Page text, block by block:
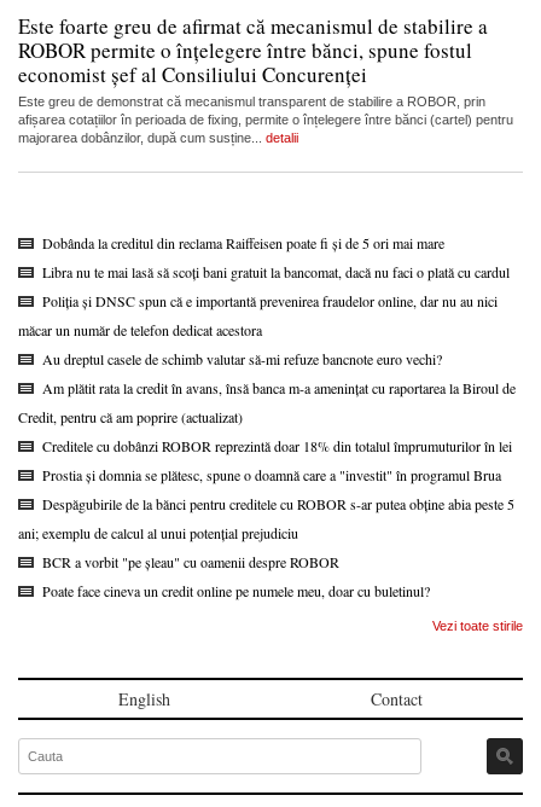
Este foarte greu de afirmat că mecanismul de stabilire a
ROBOR permite o înțelegere între bănci, spune fostul
economist șef al Consiliului Concurenței
Este greu de demonstrat că mecanismul transparent de stabilire a ROBOR, prin
afișarea cotațiilor în perioada de fixing, permite o înțelegere între bănci (cartel) pentru
majorarea dobânzilor, după cum susține... detalii
Dobânda la creditul din reclama Raiffeisen poate fi și de 5 ori mai mare
Libra nu te mai lasă să scoți bani gratuit la bancomat, dacă nu faci o plată cu cardul
Poliția și DNSC spun că e importantă prevenirea fraudelor online, dar nu au nici
măcar un număr de telefon dedicat acestora
Au dreptul casele de schimb valutar să-mi refuze bancnote euro vechi?
Am plătit rata la credit în avans, însă banca m-a amenințat cu raportarea la Biroul de
Credit, pentru că am poprire (actualizat)
Creditele cu dobânzi ROBOR reprezintă doar 18% din totalul împrumuturilor în lei
Prostia și domnia se plătesc, spune o doamnă care a "investit" în programul Brua
Despăgubirile de la bănci pentru creditele cu ROBOR s-ar putea obține abia peste 5
ani; exemplu de calcul al unui potențial prejudiciu
BCR a vorbit "pe șleau" cu oamenii despre ROBOR
Poate face cineva un credit online pe numele meu, doar cu buletinul?
Vezi toate stirile
English Contact